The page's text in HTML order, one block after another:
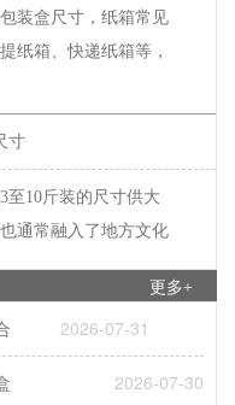
寸是多少？常见彩页
尺寸是16开、8开、
更多+
2026-07-31
2026-07-30